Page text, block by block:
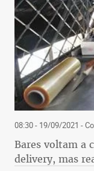
08:30 - 19/09/2021 -
Bares voltam a
delivery, mas